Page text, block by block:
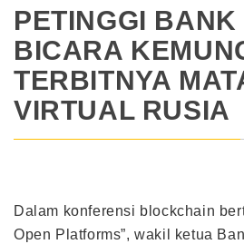
PETINGGI BANK
BICARA
TERBITNYA
VIRTUAL RUSIA
Dalam konferensi blockchain
Open Platforms”, wakil ketua